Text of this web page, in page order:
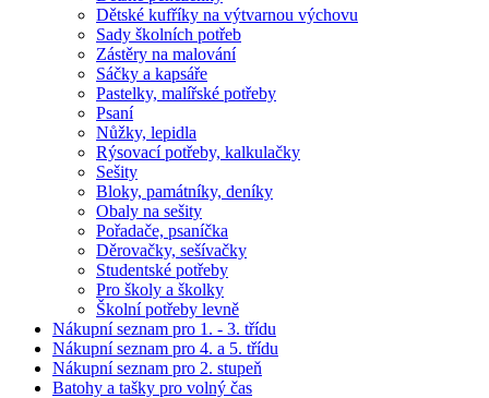
Dětské kufříky na výtvarnou výchovu
Sady školních potřeb
Zástěry na malování
Sáčky a kapsáře
Pastelky, malířské potřeby
Psaní
Nůžky, lepidla
Rýsovací potřeby, kalkulačky
Sešity
Bloky, památníky, deníky
Obaly na sešity
Pořadače, psaníčka
Děrovačky, sešívačky
Studentské potřeby
Pro školy a školky
Školní potřeby levně
Nákupní seznam pro 1. - 3. třídu
Nákupní seznam pro 4. a 5. třídu
Nákupní seznam pro 2. stupeň
Batohy a tašky pro volný čas